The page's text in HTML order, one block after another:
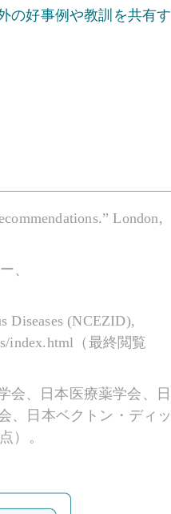
の好事例や教訓を共有す
London,
、
Diseases (NCEZID),
index.html（最終閲覧
会、日本医療薬学会、日
、日本ベクトン・ディッ
）。